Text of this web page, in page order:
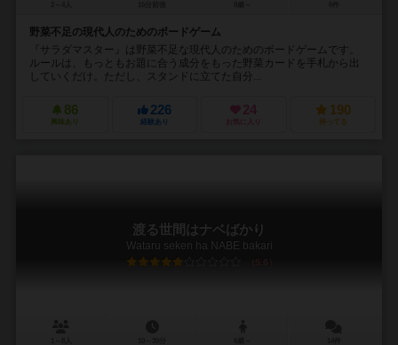
野菜不足の現代人のためのボードゲーム
『サラダマスター』は野菜不足な現代人のためのボードゲームです。
ルールは、もっともお題に合う成分をもった野菜カードを手札から出
していくだけ。ただし、スタンドに立てた自分...
86
興味あり
226
経験あり
24
お気に入り
190
持ってる
渡る世間はナベばかり
Wataru seken ha NABE bakari
5.6